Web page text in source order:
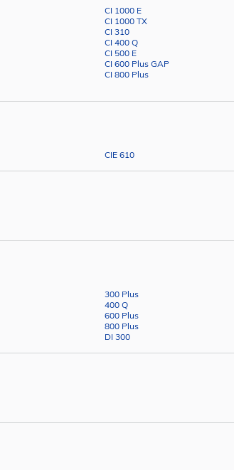
CI 1000 E
CI 1000 TX
CI 310
CI 400 Q
CI 500 E
CI 600 Plus GAP
CI 800 Plus
CIE 610
300 Plus
400 Q
600 Plus
800 Plus
DI 300